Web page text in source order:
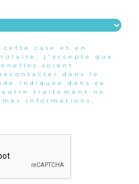
cette case et en
j'accepte que
soient
dans le
indiquée dans ce
traitement ne
informations.